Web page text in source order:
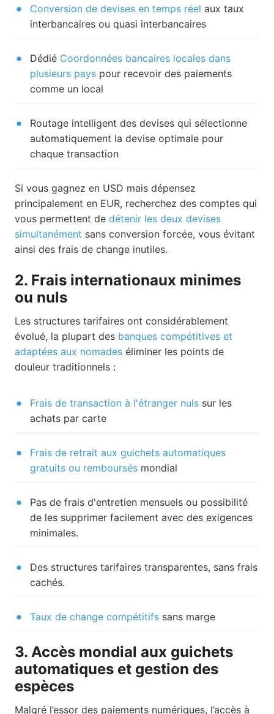
Conversion de devises en temps réel aux taux
interbancaires ou quasi interbancaires
Dédié Coordonnées bancaires locales dans
plusieurs pays pour recevoir des paiements
comme un local
Routage intelligent des devises qui sélectionne
automatiquement la devise optimale pour
chaque transaction
Si vous gagnez en USD mais dépensez
principalement en EUR, recherchez des comptes qui
vous permettent de détenir les deux devises
simultanément sans conversion forcée, vous évitant
ainsi des frais de change inutiles.
2. Frais internationaux minimes
ou nuls
Les structures tarifaires ont considérablement
évolué, la plupart des banques compétitives et
adaptées aux nomades éliminer les points de
douleur traditionnels :
Frais de transaction à l'étranger nuls sur les
achats par carte
Frais de retrait aux guichets automatiques
gratuits ou remboursés mondial
Pas de frais d'entretien mensuels ou possibilité
de les supprimer facilement avec des exigences
minimales.
Des structures tarifaires transparentes, sans frais
cachés.
Taux de change compétitifs sans marge
3. Accès mondial aux guichets
automatiques et gestion des
espèces
Malgré l’essor des paiements numériques, l’accès à